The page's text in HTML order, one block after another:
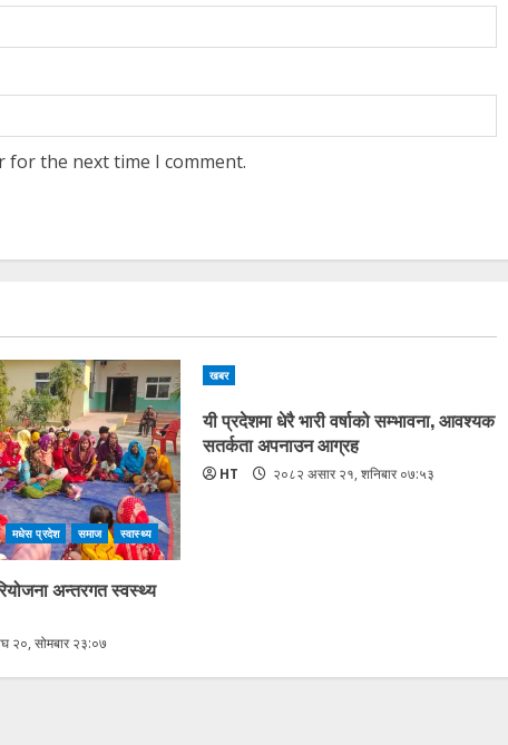
for the next time I comment.
मधेस प्रदेश समाज स्वास्थ्य
अन्तरगत स्वस्थ्य
२०, सोमबार २३:०७
खबर
यी प्रदेशमा धेरै भारी वर्षाको सम्भावना, आवश्यक
सतर्कता अपनाउन आग्रह
HT २०८२ असार २१, शनिबार ०७:५३